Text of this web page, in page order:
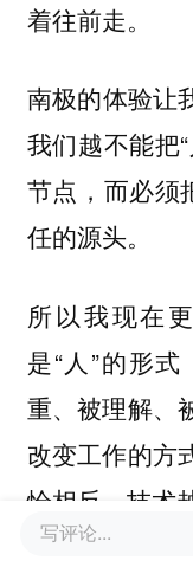
着往前走。
南极的体验让
我们越不能把
节点，而必须
任的源头。
所以我现在
是“人”的形
重、被理解、
改变工作的方
恰相反，技术
写评论...